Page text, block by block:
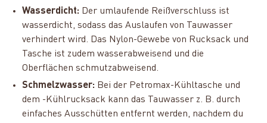
Wasserdicht: Der umlaufende Reißverschluss ist
wasserdicht, sodass das Auslaufen von Tauwasser
verhindert wird. Das Nylon-Gewebe von Rucksack und
Tasche ist zudem wasserabweisend und die
Oberflächen schmutzabweisend.
Schmelzwasser: Bei der Petromax-Kühltasche und
dem -Kühlrucksack kann das Tauwasser z. B. durch
einfaches Ausschütten entfernt werden, nachdem du